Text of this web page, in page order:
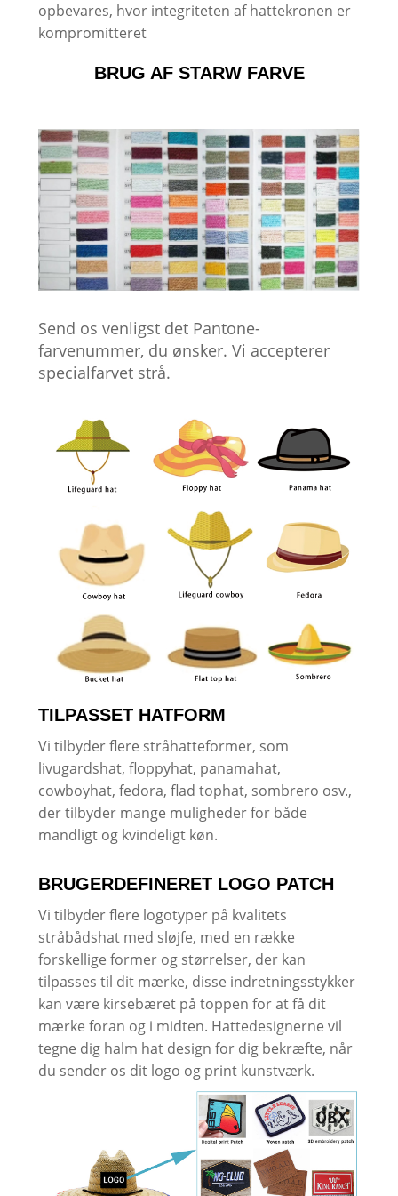
opbevares, hvor integriteten af ​​hattekronen er
kompromitteret
BRUG AF STARW FARVE
Send os venligst det Pantone-
farvenummer, du ønsker. Vi accepterer
specialfarvet strå.
TILPASSET HATFORM
Vi tilbyder flere stråhatteformer, som
livugardshat, floppyhat, panamahat,
cowboyhat, fedora, flad tophat, sombrero osv.,
der tilbyder mange muligheder for både
mandligt og kvindeligt køn.
BRUGERDEFINERET LOGO PATCH
Vi tilbyder flere logotyper på kvalitets
stråbådshat med sløjfe, med en række
forskellige former og størrelser, der kan
tilpasses til dit mærke, disse indretningsstykker
kan være kirsebæret på toppen for at få dit
mærke foran og i midten. Hattedesignerne vil
tegne dig halm hat design for dig bekræfte, når
du sender os dit logo og print kunstværk.